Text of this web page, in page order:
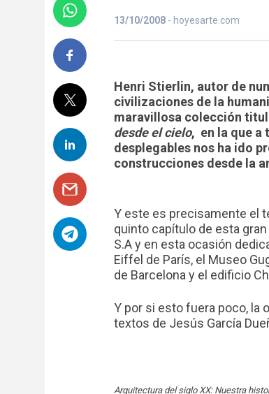
Henri Stierlin, autor de numerosos libros de arte
Arquitectura del siglo XX: Nuestra historia vista
13/10/2008 - hoyesarte.com
Henri Stierlin, autor de
civilizaciones de la
maravillosa colección
desde el cielo, en la que a
desplegables nos ha ido
construcciones desde la
Y este es precisamente el
quinto capítulo de esta
S.A y en esta ocasión
Eiffel de París, el Museo
de Barcelona y el edificio
Y por si esto fuera poco, la
textos de Jesús García
Arquitectura del siglo XX: Nuestra